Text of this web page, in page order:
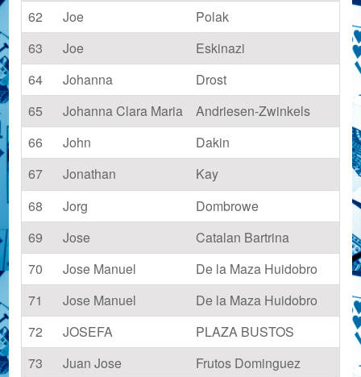
62 Joe
Polak
63
Joe
Eskinazi
64
Johanna
Drost
65
Johanna Clara Maria
Andriesen-Zwinkels
66
John
Dakin
67
Jonathan
Kay
68
Jorg
Dombrowe
69
Jose
Catalan Bartrina
70
Jose Manuel
De la Maza Huidobro
71
Jose Manuel
De la Maza Huidobro
72
JOSEFA
PLAZA BUSTOS
73
Juan Jose
Frutos Dominguez